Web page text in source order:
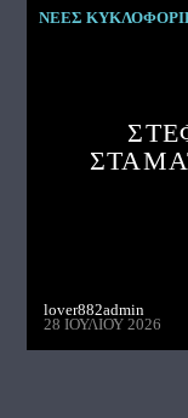
ΝΕΕΣ
lover882admin
28 ΙΟΥΛΊΟΥ 2026